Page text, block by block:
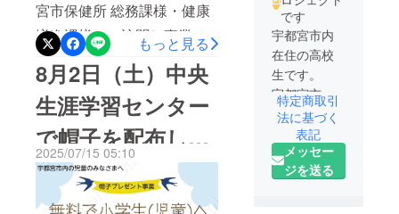
ました。 皆様からのご支
援のおかげで、目標金額を
達成し、宇都宮市内の児童
へ「簡易ヘルメット機能が
付帯した新しい帽子」をプ
レゼントするという目標を
達成することができまし
た。心より御礼申し上げま
宮市保健所 総務課様・健康
増進課様へご訪問し事業内
容のご説明に行ってきまし
た。ご担当者様，お時間を
とっていただき，ありがと
うございました。（令和7年
7月11日）
もっと見る
8月2日（土）中央
生涯学習センター
で帽子を配布しま
す。
2025/07/15 05:10
です
宇都宮市内
在住の高校
生です。
宇都宮市内
の中学生・
高校生で
「帽子プレ
ゼント事
特定商取引
法に基づく
表記
メッセー
ジを送る